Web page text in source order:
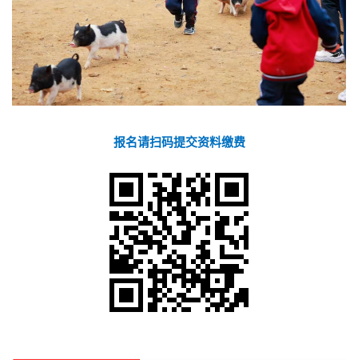
报名请扫码提交资料缴费